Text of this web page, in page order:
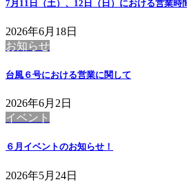
7月11日（土）、12日（日）における営業時
2026年6月18日
お知らせ
台風６号における営業に関して
2026年6月2日
イベント
６月イベントのお知らせ！
2026年5月24日